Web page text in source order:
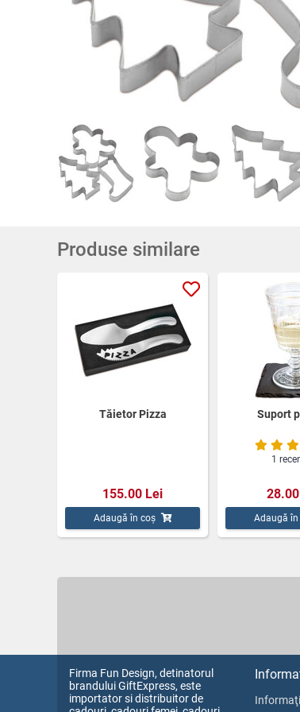
Produse similare
Tăietor Pizza
155.00 Lei
Adaugă în coș
Suport
1
Adaugă în
Firma Fun Design, detinatorul
brandului GiftExpress, este
importator si distribuitor de